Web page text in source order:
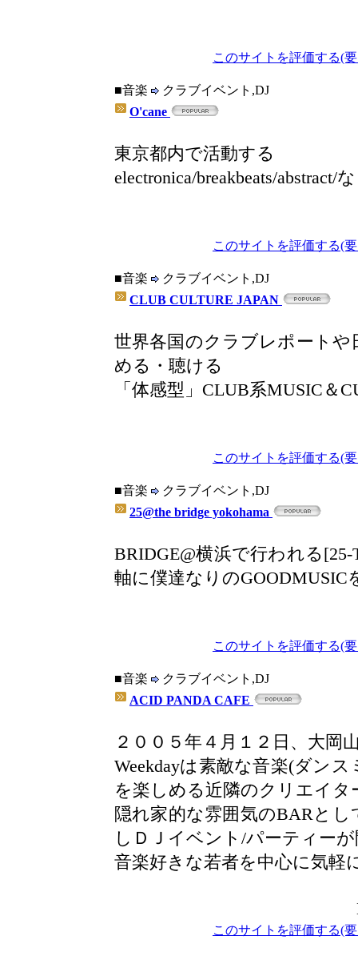
このサイトを評価する(
■音楽
クラブイベント,DJ
O'cane
東京都内で活動する
electronica/breakbeats/
このサイトを評価する(
■音楽
クラブイベント,DJ
CLUB CULTURE JAPAN
世界各国のクラブレポートや
める・聴ける
「体感型」CLUB系MUSIC＆
このサイトを評価する(
■音楽
クラブイベント,DJ
25@the bridge yokohama
BRIDGE@横浜で行われる
軸に僕達なりの
このサイトを評価する(
■音楽
クラブイベント,DJ
ACID PANDA CAFE
２００５年４月１２日、大岡
Weekdayは素敵な音楽(ダン
を楽しめる近隣のクリエイタ
隠れ家的な雰囲気のBARと
しＤＪイベント/パーティー
音楽好きな若者を中心に気軽
このサイトを評価する(